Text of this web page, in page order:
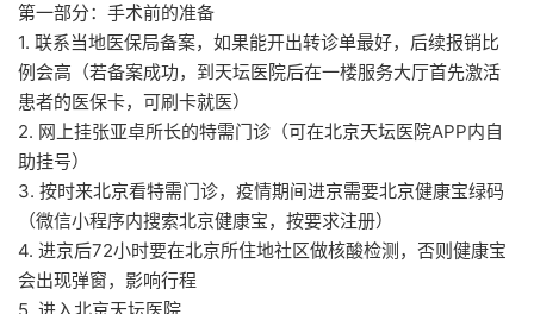
第一部分：手术前的准备
1. 联系当地医保局备案，如果能开出转诊单最好，后续报销比
例会高（若备案成功，到天坛医院后在一楼服务大厅首先激活
患者的医保卡，可刷卡就医）
2. 网上挂张亚卓所长的特需门诊（可在北京天坛医院APP内自
助挂号）
3. 按时来北京看特需门诊，疫情期间进京需要北京健康宝绿码
（微信小程序内搜索北京健康宝，按要求注册）
4. 进京后72小时要在北京所住地社区做核酸检测，否则健康宝
会出现弹窗，影响行程